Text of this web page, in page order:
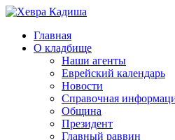
Главная
О кладбище
Наши агенты
Еврейский календарь
Новости
Справочная
Община
Президент
Главный раввин